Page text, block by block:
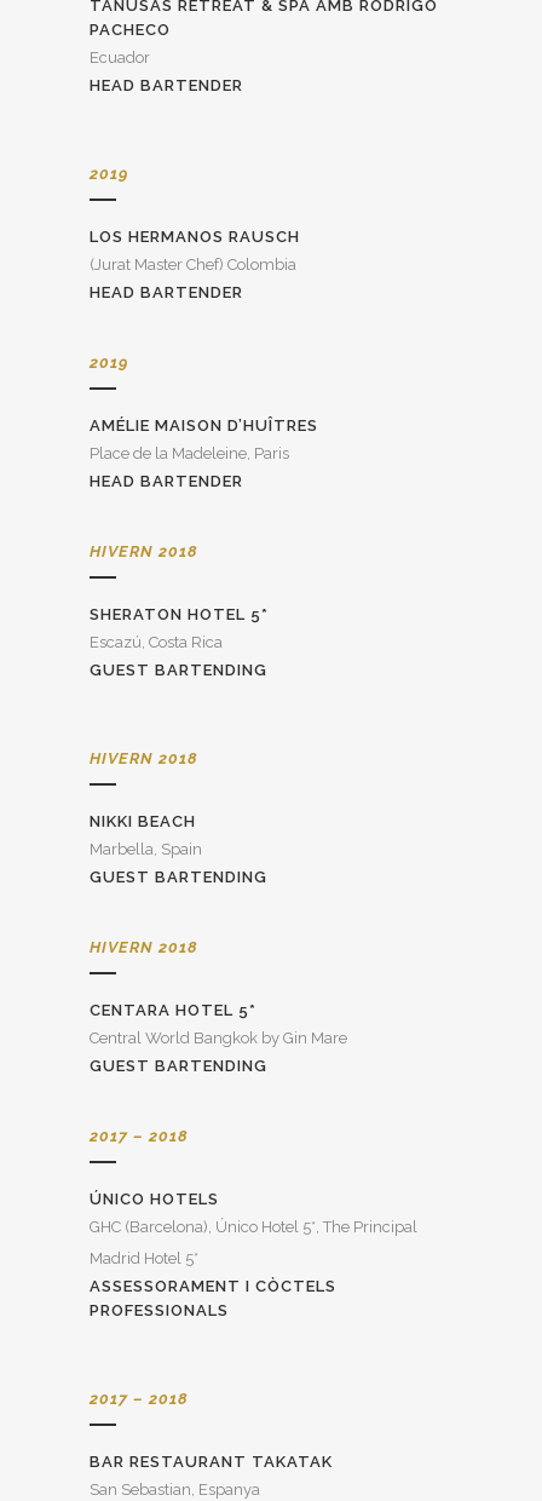
TANUSAS RETREAT & SPA AMB RODRIGO
PACHECO
Ecuador
HEAD BARTENDER
2019
LOS HERMANOS RAUSCH
(Jurat Master Chef) Colombia
HEAD BARTENDER
2019
AMÉLIE MAISON D’HUÎTRES
Place de la Madeleine, Paris
HEAD BARTENDER
HIVERN 2018
SHERATON HOTEL 5*
Escazú, Costa Rica
GUEST BARTENDING
HIVERN 2018
NIKKI BEACH
Marbella, Spain
GUEST BARTENDING
HIVERN 2018
CENTARA HOTEL 5*
Central World Bangkok by Gin Mare
GUEST BARTENDING
2017 – 2018
ÚNICO HOTELS
GHC (Barcelona), Único Hotel 5*, The Principal
Madrid Hotel 5*
ASSESSORAMENT I CÒCTELS
PROFESSIONALS
2017 – 2018
BAR RESTAURANT TAKATAK
San Sebastian, Espanya